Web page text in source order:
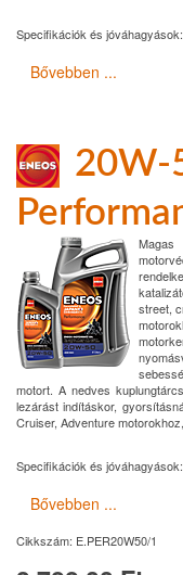
Specifikációk és jóváhagyások:
Bővebben ...
20W-
street,
motort. A nedves
lezárást indításkor,
Cruiser, Adventure
Specifikációk és jóváhagyások:
Bővebben ...
Cikkszám: E.PER20W50/1